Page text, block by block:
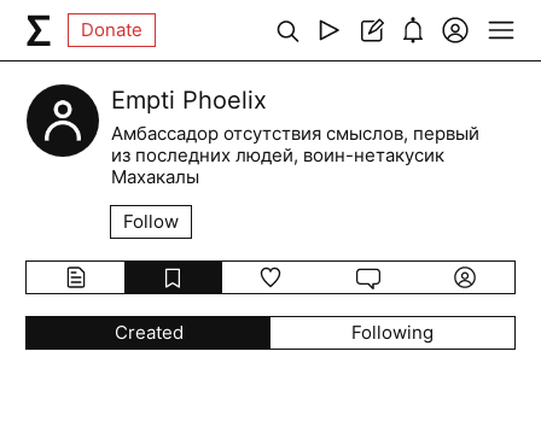
Donate
Empti Phoelix
Амбассадор отсутствия смыслов, первый
из последних людей, воин-нетакусик
Махакалы
Follow
Created Following